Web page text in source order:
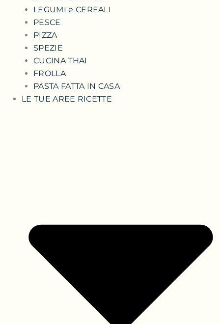
LEGUMI e CEREALI
PESCE
PIZZA
SPEZIE
CUCINA THAI
FROLLA
PASTA FATTA IN CASA
LE TUE AREE RICETTE